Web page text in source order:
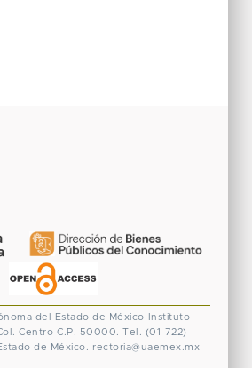
del Estado de México
Instituto
Centro C.P. 50000. Tel. (01-722)
de México. rectoria@uaemex.mx